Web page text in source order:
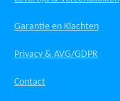
Garantie en Klachten
Privacy & AVG/GDPR
Contact